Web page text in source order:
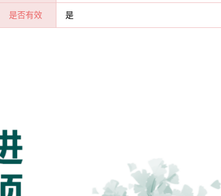
是否有效 是